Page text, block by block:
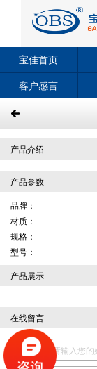
宝佳首页
客户感言
产品介绍
产品参数
品牌：
材质：
规格：
型号：
产品展示
在线留言
姓名：